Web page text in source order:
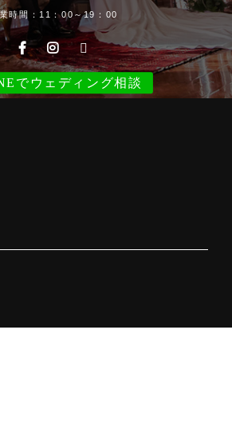
時間：11：00～19：00
でウェディング相談